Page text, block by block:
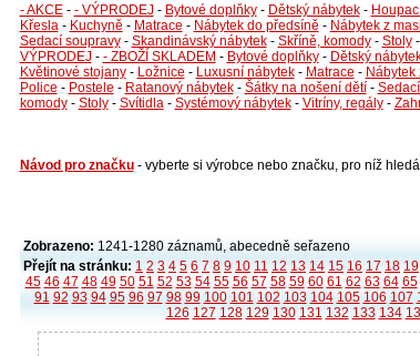
- AKCE- - VÝPRODEJ- Bytové doplňky- Dětský nábytek-
Křesla- Kuchyně - Matrace - Nábytek do předsíně - Nábytek z
Sedací soupravy- Skandinávský nábytek- Skříně, komody- Stoly-
VÝPRODEJ- - ZBOŽÍ SKLADEM - Bytové doplňky- Dětský
Květinové stojany- Ložnice - Luxusní nábytek- Matrace - Nábytek
Police - Postele - Ratanový nábytek- Šátky na nošení dětí-
komody- Stoly- Svítidla- Systémový nábytek- Vitríny, regály-
Návod pro značku - vyberte si výrobce nebo značku, pro níž
Zobrazeno: 1241-1280 záznamů, abecedně seřazeno
Přejít na stránku: 1 2 3 4 5 6 7 8 9 10 11 12 13 14 15 16 17 18 19
45 46 47 48 49 50 51 52 53 54 55 56 57 58 59 60 61 62 63 64 65
91 92 93 94 95 96 97 98 99 100 101 102 103 104 105 106 107
126 127 128 129 130 131 132 133 134